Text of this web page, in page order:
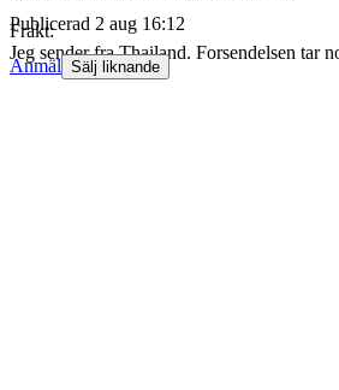
Frakt:
Jeg sender fra Thailand. Forsendelsen tar
Publicerad 2 aug 16:12
Anmäl Sälj liknande